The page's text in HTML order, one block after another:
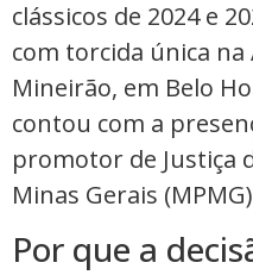
clássicos de 2024 e
com torcida única na
Mineirão, em Belo
contou com a
promotor de Justiça
Minas Gerais
Por que a